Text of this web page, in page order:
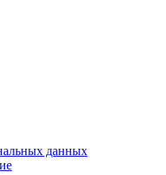
данных